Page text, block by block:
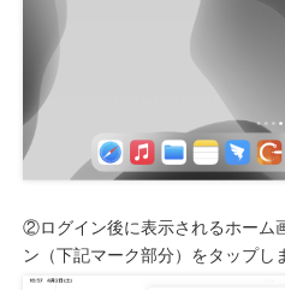
②ログイン後に表示されるホーム
ン（下記マーク部分）をタップし